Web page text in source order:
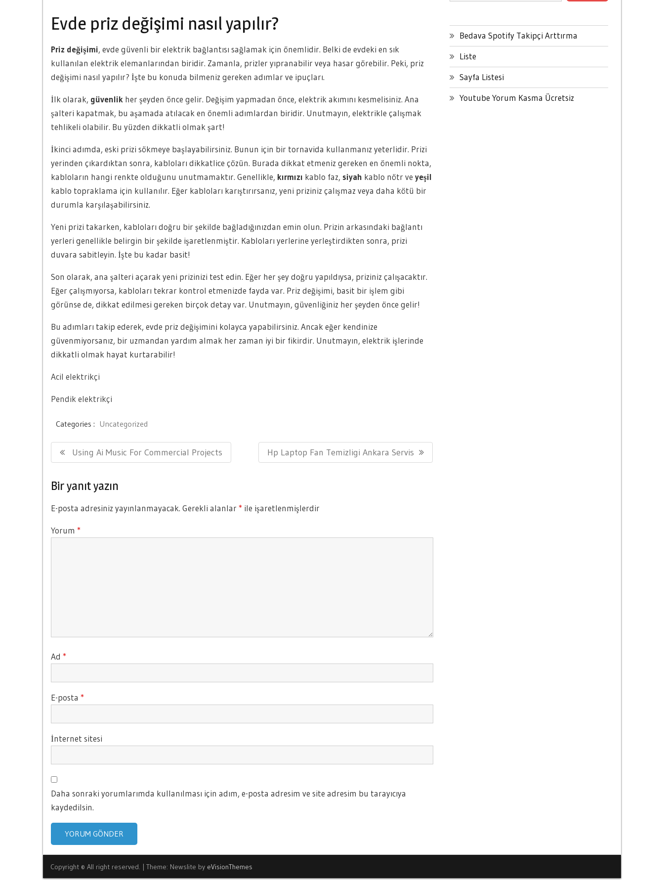
Evde priz değişimi nasıl yapılır?
Priz değişimi, evde güvenli bir elektrik bağlantısı sağlamak için önemlidir. Belki de evdeki en sık
kullanılan elektrik elemanlarından biridir. Zamanla, prizler yıpranabilir veya hasar görebilir. Peki, priz
değişimi nasıl yapılır? İşte bu konuda bilmeniz gereken adımlar ve ipuçları.
İlk olarak, güvenlik her şeyden önce gelir. Değişim yapmadan önce, elektrik akımını kesmelisiniz. Ana
şalteri kapatmak, bu aşamada atılacak en önemli adımlardan biridir. Unutmayın, elektrikle çalışmak
tehlikeli olabilir. Bu yüzden dikkatli olmak şart!
İkinci adımda, eski prizi sökmeye başlayabilirsiniz. Bunun için bir tornavida kullanmanız yeterlidir. Prizi
yerinden çıkardıktan sonra, kabloları dikkatlice çözün. Burada dikkat etmeniz gereken en önemli nokta,
kabloların hangi renkte olduğunu unutmamaktır. Genellikle, kırmızı kablo faz, siyah kablo nötr ve yeşil
kablo topraklama için kullanılır. Eğer kabloları karıştırırsanız, yeni priziniz çalışmaz veya daha kötü bir
durumla karşılaşabilirsiniz.
Yeni prizi takarken, kabloları doğru bir şekilde bağladığınızdan emin olun. Prizin arkasındaki bağlantı
yerleri genellikle belirgin bir şekilde işaretlenmiştir. Kabloları yerlerine yerleştirdikten sonra, prizi
duvara sabitleyin. İşte bu kadar basit!
Son olarak, ana şalteri açarak yeni prizinizi test edin. Eğer her şey doğru yapıldıysa, priziniz çalışacaktır.
Eğer çalışmıyorsa, kabloları tekrar kontrol etmenizde fayda var. Priz değişimi, basit bir işlem gibi
görünse de, dikkat edilmesi gereken birçok detay var. Unutmayın, güvenliğiniz her şeyden önce gelir!
Bu adımları takip ederek, evde priz değişimini kolayca yapabilirsiniz. Ancak eğer kendinize
güvenmiyorsanız, bir uzmandan yardım almak her zaman iyi bir fikirdir. Unutmayın, elektrik işlerinde
dikkatli olmak hayat kurtarabilir!
Acil elektrikçi
Pendik elektrikçi
Categories : Uncategorized
Yazı
gezinmesi
Previous
Using Ai Music For Commercial Projects
Next
Hp Laptop Fan Temizligi Ankara Servis
Bir yanıt yazın
E-posta adresiniz yayınlanmayacak. Gerekli alanlar * ile işaretlenmişlerdir
Yorum *
Ad *
E-posta *
İnternet sitesi
Daha sonraki yorumlarımda kullanılması için adım, e-posta adresim ve site adresim bu tarayıcıya
kaydedilsin.
Bedava Spotify Takipçi Arttırma
Liste
Sayfa Listesi
Youtube Yorum Kasma Ücretsiz
Copyright © All right reserved. | Theme: Newslite by eVisionThemes